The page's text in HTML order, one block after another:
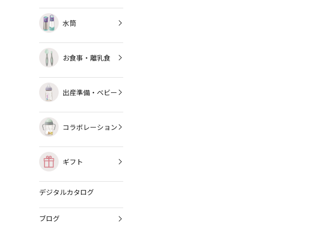
水筒
お食事・離乳食
出産準備・ベビー
コラボレーション
ギフト
デジタルカタログ
ブログ